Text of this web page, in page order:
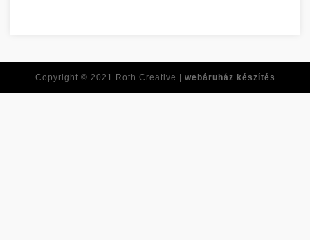
Copyright © 2021 Roth Creative | webáruház készítés